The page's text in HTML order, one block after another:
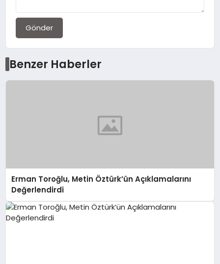
Gönder
Benzer Haberler
Erman Toroğlu, Metin Öztürk’ün Açıklamalarını
Değerlendirdi